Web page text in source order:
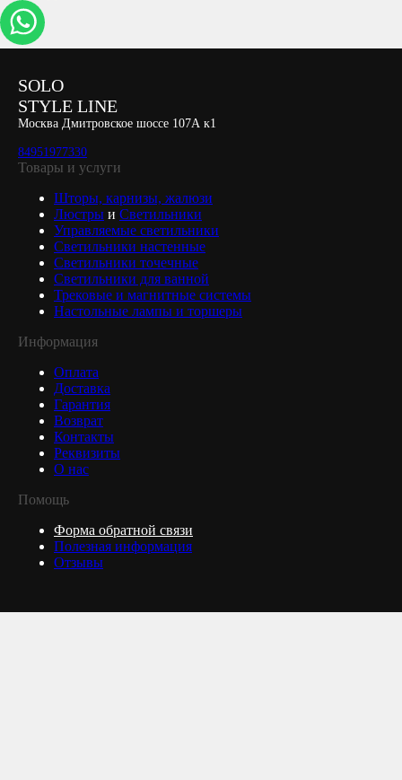
SOLO
STYLE LINE
Москва Дмитровское шоссе 107А к1
84951977330
Товары и услуги
Шторы, карнизы, жалюзи
Люстры и Светильники
Управляемые светильники
Светильники настенные
Светильники точечные
Светильники для ванной
Трековые и магнитные системы
Настольные лампы и торшеры
Информация
Оплата
Доставка
Гарантия
Возврат
Контакты
Реквизиты
О нас
Помощь
Форма обратной связи
Полезная информация
Отзывы